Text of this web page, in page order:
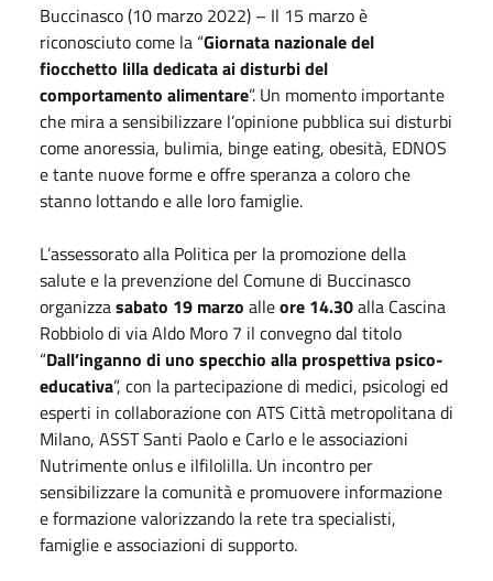
Buccinasco (10 marzo 2022) – Il 15 marzo è
riconosciuto come la “Giornata nazionale del
fiocchetto lilla dedicata ai disturbi del
comportamento alimentare”. Un momento importante
che mira a sensibilizzare l’opinione pubblica sui disturbi
come anoressia, bulimia, binge eating, obesità, EDNOS
e tante nuove forme e offre speranza a coloro che
stanno lottando e alle loro famiglie.
L’assessorato alla Politica per la promozione della
salute e la prevenzione del Comune di Buccinasco
organizzasabato 19 marzo alleore 14.30alla Cascina
Robbiolo di via Aldo Moro 7 il convegno dal titolo
“Dall’inganno di uno specchio alla prospettiva psico-
educativa”, con la partecipazione di medici, psicologi ed
esperti in collaborazione con ATS Città metropolitana di
Milano, ASST Santi Paolo e Carlo e le associazioni
Nutrimente onlus e ilfilolilla. Un incontro per
sensibilizzare la comunità e promuovere informazione
e formazione valorizzando la rete tra specialisti,
famiglie e associazioni di supporto.